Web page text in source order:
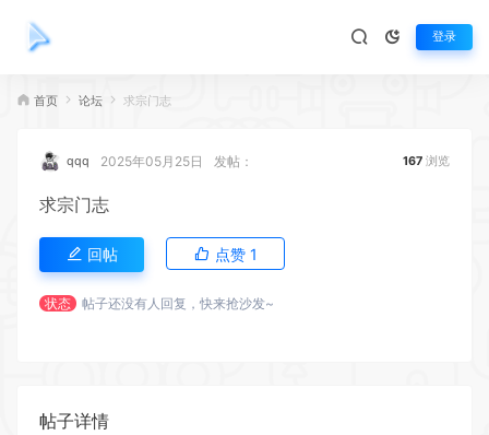
登录
首页 论坛 求宗门志
qqq 2025年05月25日 发帖： 167 浏览
求宗门志
回帖 点赞 1
状态 帖子还没有人回复，快来抢沙发~
帖子详情